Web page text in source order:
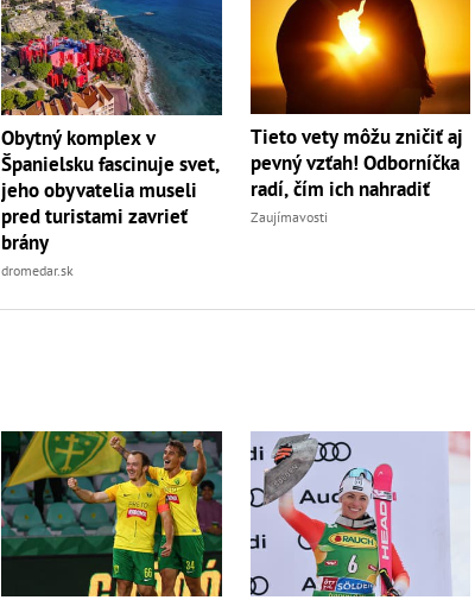
Obytný komplex v
Španielsku fascinuje svet,
jeho obyvatelia museli
pred turistami zavrieť
brány
dromedar.sk
Tieto vety môžu zničiť aj
pevný vzťah! Odborníčka
radí, čím ich nahradiť
Zaujímavosti